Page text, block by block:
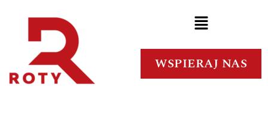
WSPIERAJ NAS